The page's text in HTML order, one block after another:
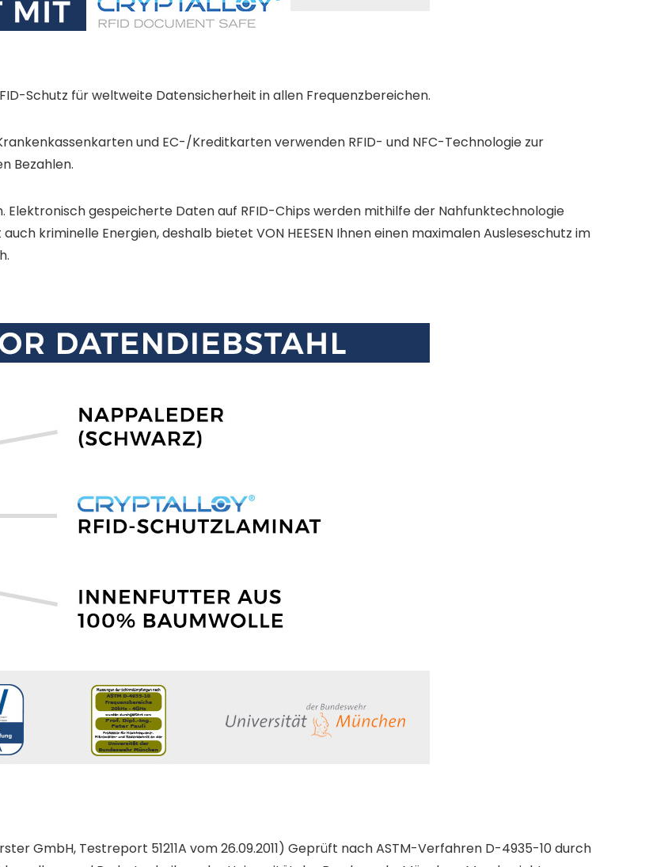
Schutz für weltweite Datensicherheit in allen Frequenzbereichen.
und EC-/Kreditkarten verwenden RFID- und NFC-Technologie zur
Bezahlen.
Elektronisch gespeicherte Daten auf RFID-Chips werden mithilfe der Nahfunktechnologie
kriminelle Energien, deshalb bietet VON HEESEN Ihnen einen maximalen Ausleseschutz im
GmbH, Testreport 51211A vom 26.09.2011) Geprüft nach ASTM-Verfahren D-4935-10 durch